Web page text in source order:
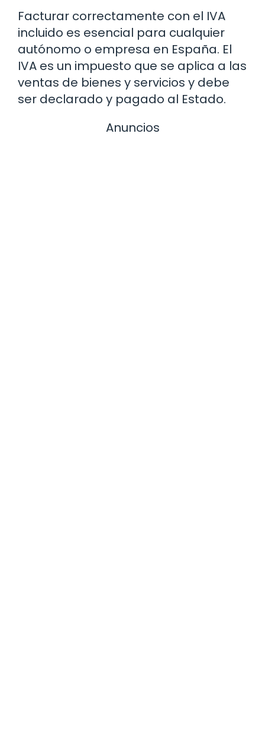
Facturar correctamente con el IVA
incluido es esencial para cualquier
autónomo o empresa en España. El
IVA es un impuesto que se aplica a las
ventas de bienes y servicios y debe
ser declarado y pagado al Estado.
Anuncios